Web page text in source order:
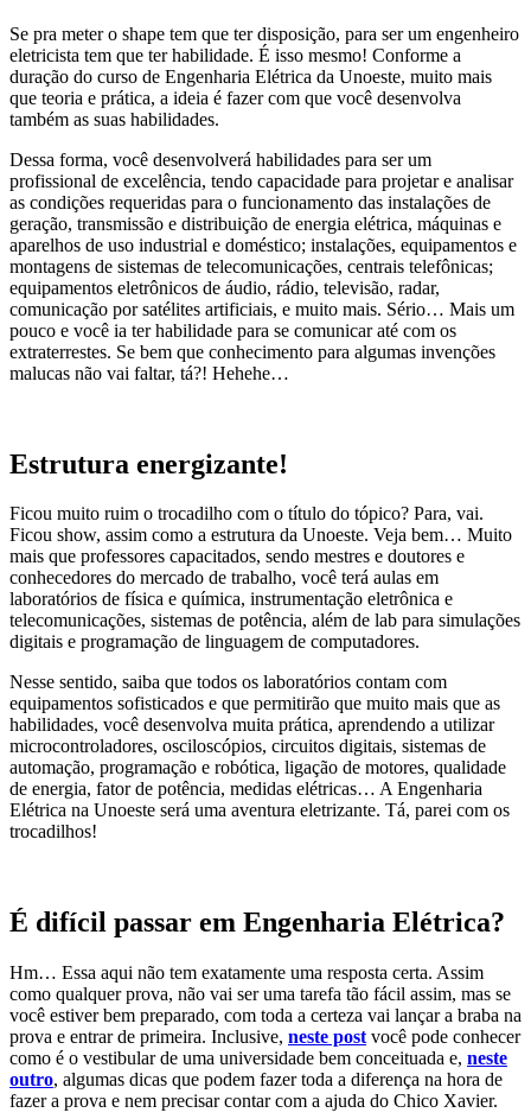
Se pra meter o shape tem que ter disposição, para ser um engenheiro
eletricista tem que ter habilidade. É isso mesmo! Conforme a
duração do curso de Engenharia Elétrica da Unoeste, muito mais
que teoria e prática, a ideia é fazer com que você desenvolva
também as suas habilidades.
Dessa forma, você desenvolverá habilidades para ser um
profissional de excelência, tendo capacidade para projetar e analisar
as condições requeridas para o funcionamento das instalações de
geração, transmissão e distribuição de energia elétrica, máquinas e
aparelhos de uso industrial e doméstico; instalações, equipamentos e
montagens de sistemas de telecomunicações, centrais telefônicas;
equipamentos eletrônicos de áudio, rádio, televisão, radar,
comunicação por satélites artificiais, e muito mais. Sério… Mais um
pouco e você ia ter habilidade para se comunicar até com os
extraterrestes. Se bem que conhecimento para algumas invenções
malucas não vai faltar, tá?! Hehehe…
Estrutura energizante!
Ficou muito ruim o trocadilho com o título do tópico? Para, vai.
Ficou show, assim como a estrutura da Unoeste. Veja bem… Muito
mais que professores capacitados, sendo mestres e doutores e
conhecedores do mercado de trabalho, você terá aulas em
laboratórios de física e química, instrumentação eletrônica e
telecomunicações, sistemas de potência, além de lab para simulações
digitais e programação de linguagem de computadores.
Nesse sentido, saiba que todos os laboratórios contam com
equipamentos sofisticados e que permitirão que muito mais que as
habilidades, você desenvolva muita prática, aprendendo a utilizar
microcontroladores, osciloscópios, circuitos digitais, sistemas de
automação, programação e robótica, ligação de motores, qualidade
de energia, fator de potência, medidas elétricas… A Engenharia
Elétrica na Unoeste será uma aventura eletrizante. Tá, parei com os
trocadilhos!
É difícil passar em Engenharia Elétrica?
Hm… Essa aqui não tem exatamente uma resposta certa. Assim
como qualquer prova, não vai ser uma tarefa tão fácil assim, mas se
você estiver bem preparado, com toda a certeza vai lançar a braba na
prova e entrar de primeira. Inclusive, neste post você pode conhecer
como é o vestibular de uma universidade bem conceituada e, neste
outro, algumas dicas que podem fazer toda a diferença na hora de
fazer a prova e nem precisar contar com a ajuda do Chico Xavier.